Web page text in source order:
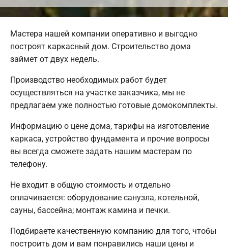
Мастера нашей компании оперативно и выгодно
построят каркасный дом. Строительство дома
займет от двух недель.
Производство необходимых работ будет
осуществляться на участке заказчика, мы не
предлагаем уже полностью готовые домокомплекты.
Информацию о цене дома, тарифы на изготовление
каркаса, устройство фундамента и прочие вопросы
вы всегда сможете задать нашим мастерам по
телефону.
Не входит в общую стоимость и отдельно
оплачивается: оборудование санузла, котельной,
сауны, бассейна; монтаж камина и печки.
Подбираете качественную компанию для того, чтобы
построить дом и вам понравились наши цены и